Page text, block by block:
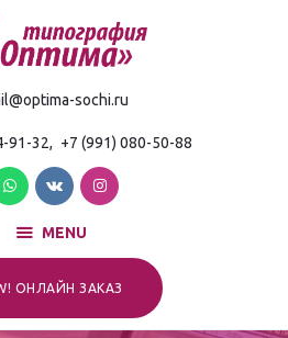
sochi.ru
91-32, +7 (991) 080-50-88
MENU
ОНЛАЙН ЗАКАЗ
типография в Сочи